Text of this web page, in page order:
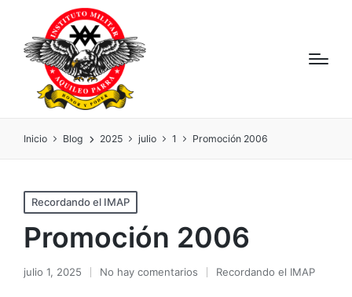
Inicio Blog 2025 julio 1 Promoción 2006
Recordando el IMAP
Promoción 2006
julio 1, 2025 No hay comentarios Recordando el IMAP